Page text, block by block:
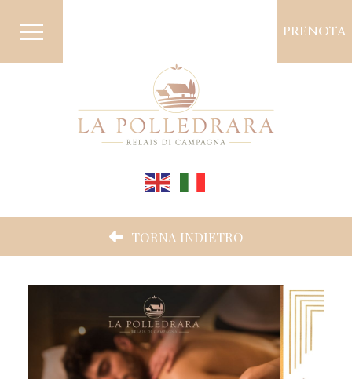
PRENOTA
TORNA INDIETRO